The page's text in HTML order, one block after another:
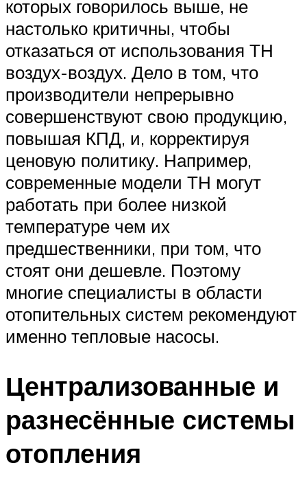
которых говорилось выше, не
настолько критичны, чтобы
отказаться от использования ТН
воздух-воздух. Дело в том, что
производители непрерывно
совершенствуют свою продукцию,
повышая КПД, и, корректируя
ценовую политику. Например,
современные модели ТН могут
работать при более низкой
температуре чем их
предшественники, при том, что
стоят они дешевле. Поэтому
многие специалисты в области
отопительных систем рекомендуют
именно тепловые насосы.
Централизованные и
разнесённые системы
отопления